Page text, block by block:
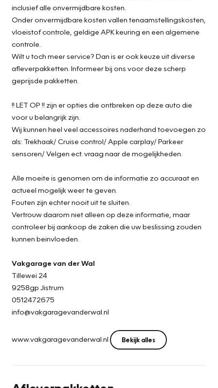
inclusief alle onvermijdbare kosten.
Onder onvermijdbare kosten vallen tenaamstellingskosten,
vloeistof controle, geldige APK keuring en een algemene
controle.
Wilt u toch meer service? Dan is er ook keuze uit diverse
afleverpakketten. Informeer bij ons voor deze scherp
geprijsde pakketten.
!! LET OP !! zijn er opties die ontbreken op deze auto die
voor u belangrijk zijn.
Wij kunnen heel veel accessoires naderhand toevoegen zo
als: Trekhaak/ Cruise control/ Apple carplay/ Parkeer
sensoren/ Velgen ect. vraag naar de mogelijkheden.
Alle moeite is genomen om de informatie zo accuraat en
actueel mogelijk weer te geven.
Fouten zijn echter nooit uit te sluiten.
Vertrouw daarom niet alleen op deze informatie, maar
controleer bij aankoop de zaken die uw beslissing zouden
kunnen beinvloeden.
Vakgarage van der Wal
Tillewei 24
9258gp Jistrum
0512472675
info@vakgaragevanderwal.nl
www.vakgaragevanderwal.nl Bekijk alles